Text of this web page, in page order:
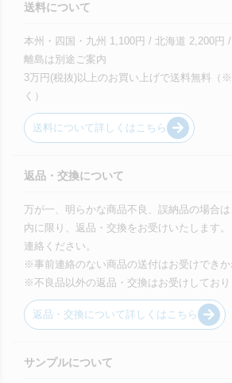
送料について
本州・四国・九州 1,100円 / 北海道 2,200
離島は別途ご案内
3万円(税抜)以上のお買い上げで送料無料（
く）
送料について詳しくはこちら
返品・交換について
万が一、明らかな商品不良、誤納品の場合
内に限り、返品・交換をお受けいたします
連絡ください。
※事前連絡のない商品の送付はお受けできか
※不良品以外の返品・交換はお受けしており
返品・交換について詳しくはこちら
サンプルについて